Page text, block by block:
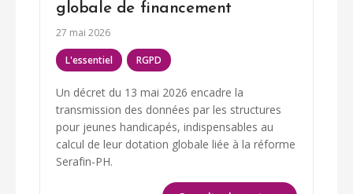
globale de financement
27 mai 2026
L'essentiel RGPD
Un décret du 13 mai 2026 encadre la
transmission des données par les structures
pour jeunes handicapés, indispensables au
calcul de leur dotation globale liée à la réforme
Serafin-PH.